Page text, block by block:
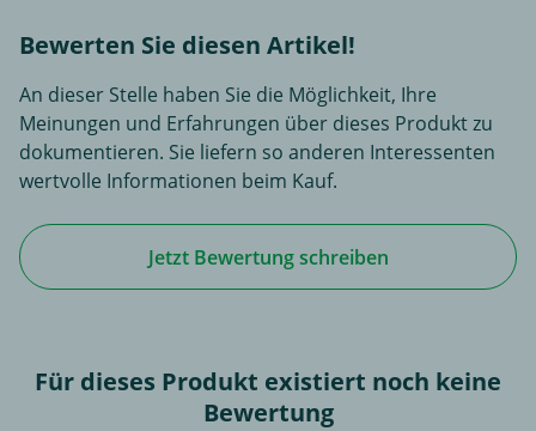
Bewerten Sie diesen Artikel!
An dieser Stelle haben Sie die Möglichkeit, Ihre
Meinungen und Erfahrungen über dieses Produkt zu
dokumentieren. Sie liefern so anderen Interessenten
wertvolle Informationen beim Kauf.
Jetzt Bewertung schreiben
Für dieses Produkt existiert noch keine
Bewertung